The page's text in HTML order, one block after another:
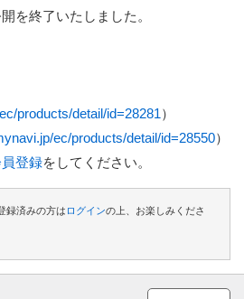
を終了いたしました。
products/detail/id=28281）
ec/products/detail/id=28550）
登録をしてください。
録済みの方は ログインの上、お楽しみくださ